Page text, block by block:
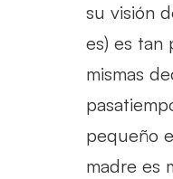
su visión
es) es tan
mismas
pequeño
madre es